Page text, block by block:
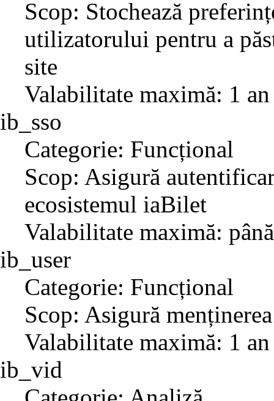
Scop: Stochează
utilizatorului pentru a
site
Valabilitate maximă: 1 an
ib_sso
Categorie: Funcțional
Scop: Asigură
ecosistemul iaBilet
Valabilitate maximă:
ib_user
Categorie: Funcțional
Scop: Asigură
Valabilitate maximă: 1 an
ib_vid